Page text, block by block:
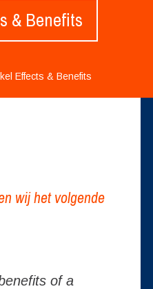
& Benefits
Effects & Benefits
wij het volgende
of a